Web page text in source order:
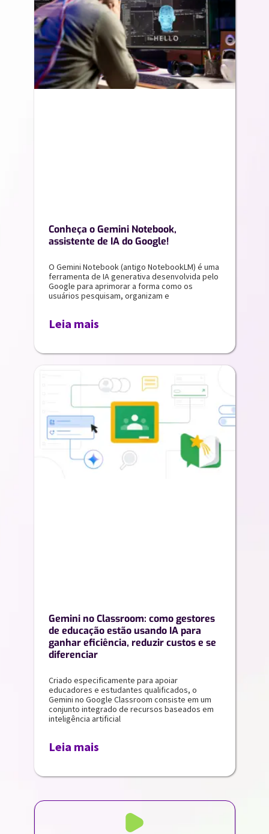
Conheça o Gemini Notebook,
assistente de IA do Google!
O Gemini Notebook (antigo NotebookLM) é uma
ferramenta de IA generativa desenvolvida pelo
Google para aprimorar a forma como os
usuários pesquisam, organizam e
Leia mais
Gemini no Classroom: como gestores
de educação estão usando IA para
ganhar eficiência, reduzir custos e se
diferenciar
Criado especificamente para apoiar
educadores e estudantes qualificados, o
Gemini no Google Classroom consiste em um
conjunto integrado de recursos baseados em
inteligência artificial
Leia mais